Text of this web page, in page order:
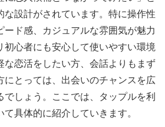
な設計がされています。特に操作性
ード感、カジュアルな雰囲気が魅力
初心者にも安心して使いやすい環境
な恋活をしたい方、会話よりもまず
にとっては、出会いのチャンスを広
でしょう。ここでは、タップルを利
具体的に紹介していきます。